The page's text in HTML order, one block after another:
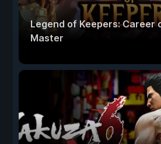
Legend of Keepers: Career
Master